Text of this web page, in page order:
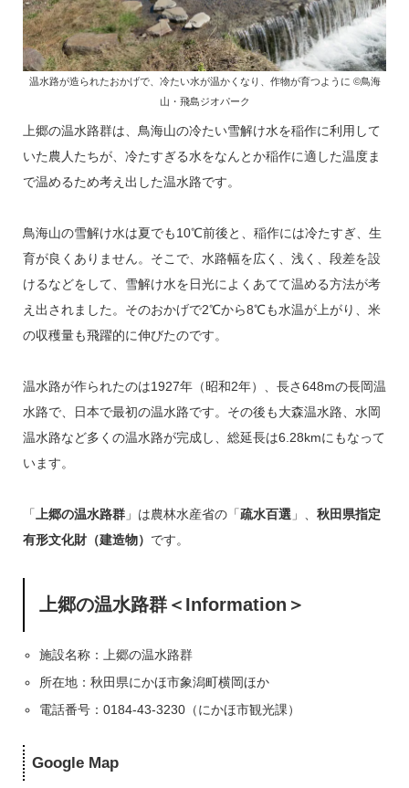
温水路が造られたおかげで、冷たい水が温かくなり、作物が育つように ©鳥海
山・飛島ジオパーク
上郷の温水路群は、鳥海山の冷たい雪解け水を稲作に利用して
いた農人たちが、冷たすぎる水をなんとか稲作に適した温度ま
で温めるため考え出した温水路です。
鳥海山の雪解け水は夏でも10℃前後と、稲作には冷たすぎ、生
育が良くありません。そこで、水路幅を広く、浅く、段差を設
けるなどをして、雪解け水を日光によくあてて温める方法が考
え出されました。そのおかげで2℃から8℃も水温が上がり、米
の収穫量も飛躍的に伸びたのです。
温水路が作られたのは1927年（昭和2年）、長さ648mの長岡温
水路で、日本で最初の温水路です。その後も大森温水路、水岡
温水路など多くの温水路が完成し、総延長は6.28kmにもなって
います。
「 上郷の温水路群」は農林水産省の「疏水百選 」、 秋田県指定
有形文化財（建造物） です。
上郷の温水路群＜Information＞
施設名称：上郷の温水路群
所在地：秋田県にかほ市象潟町横岡ほか
電話番号：0184-43-3230（にかほ市観光課）
Google Map